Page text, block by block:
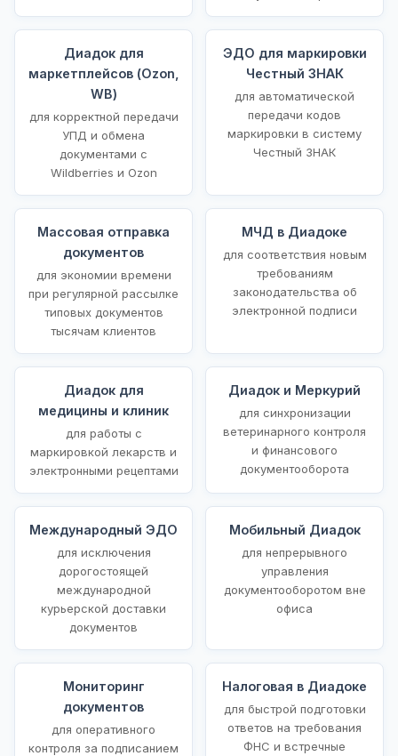
Диадок для
маркетплейсов (Ozon,
WB)
для корректной передачи
УПД и обмена
документами с
Wildberries и Ozon
ЭДО для маркировки
Честный ЗНАК
для автоматической
передачи кодов
маркировки в систему
Честный ЗНАК
Массовая отправка
документов
для экономии времени
при регулярной рассылке
типовых документов
тысячам клиентов
МЧД в Диадоке
для соответствия новым
требованиям
законодательства об
электронной подписи
Диадок для
медицины и клиник
для работы с
маркировкой лекарств и
электронными рецептами
Диадок и Меркурий
для синхронизации
ветеринарного контроля
и финансового
документооборота
Международный ЭДО
для исключения
дорогостоящей
международной
курьерской доставки
документов
Мобильный Диадок
для непрерывного
управления
документооборотом вне
офиса
Мониторинг
документов
для оперативного
контроля за подписанием
Налоговая в Диадоке
для быстрой подготовки
ответов на требования
ФНС и встречные